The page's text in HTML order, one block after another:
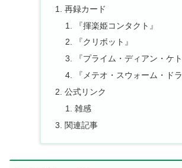
再録カード
『揮楽姫コンタクト』
『クリボット』
『プライム・ディアン・ケト
『メテオ・スウォーム・ドラ
公式リンク
雑感
関連記事